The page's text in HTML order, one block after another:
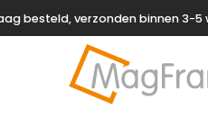
besteld, verzonden binnen 3-5